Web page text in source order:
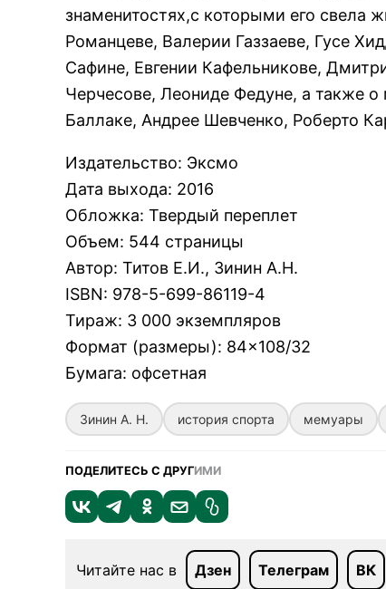
знаменитостях,с которыми его свела
Романцеве, Валерии Газзаеве, Гусе
Сафине, Евгении Кафельникове,
Черчесове, Леониде Федуне, а также
Баллаке, Андрее Шевченко, Роберто
Издательство: Эксмо
Дата выхода: 2016
Обложка: Твердый переплет
Объем: 544 страницы
Автор: Титов Е.И., Зинин А.Н.
ISBN: 978-5-699-86119-4
Тираж: 3 000 экземпляров
Формат (размеры): 84×108/32
Бумага: офсетная
Зинин А. Н. история спорта мемуары
ПОДЕЛИТЕСЬ С ДРУГИМИ
Читайте нас в Дзен Телеграм ВК